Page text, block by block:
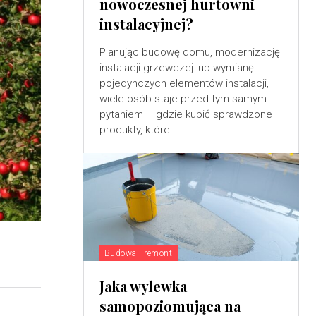
nowoczesnej hurtowni
instalacyjnej?
Planując budowę domu, modernizację
instalacji grzewczej lub wymianę
pojedynczych elementów instalacji,
wiele osób staje przed tym samym
pytaniem – gdzie kupić sprawdzone
produkty, które...
Budowa i remont
Jaka wylewka
samopoziomująca na